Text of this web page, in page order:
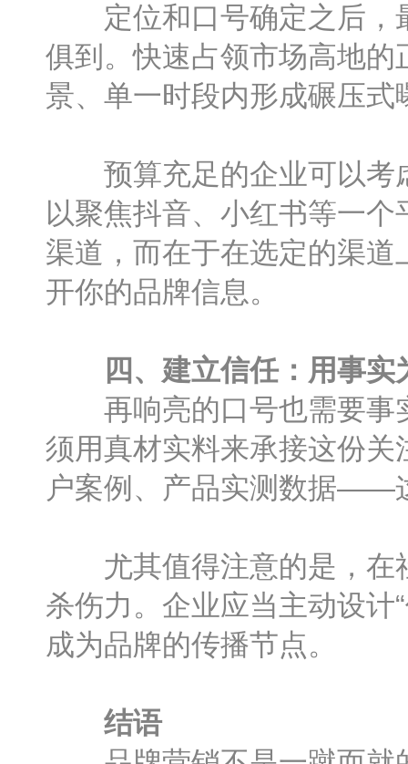
定位和口号确定之后，
俱到。快速占领市场高地
景、单一时段内形成碾压式
预算充足的企业可以考
以聚焦抖音、小红书等一
渠道，而在于在选定的渠
开你的品牌信息。
四、建立信任：用事实
再响亮的口号也需要事
须用真材实料来承接这份
户案例、产品实测数据——
尤其值得注意的是，在
杀伤力。企业应当主动设计
成为品牌的传播节点。
结语